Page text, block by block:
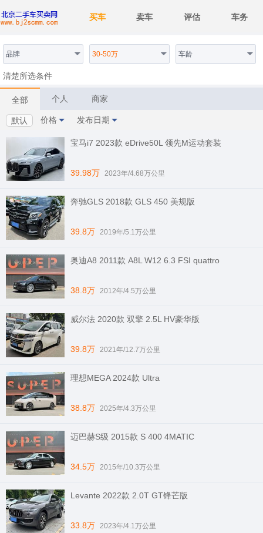
买车 卖车 评估 车务
品牌 30-50万 车龄
清楚所选条件
全部 个人 商家
默认 价格 发布日期
宝马i7 2023款 eDrive50L 领先M运动套装
39.98万 2023年/4.68万公里
奔驰GLS 2018款 GLS 450 美规版
39.8万 2019年/5.1万公里
奥迪A8 2011款 A8L W12 6.3 FSI quattro
38.8万 2012年/4.5万公里
威尔法 2020款 双擎 2.5L HV豪华版
39.8万 2021年/12.7万公里
理想MEGA 2024款 Ultra
38.8万 2025年/4.3万公里
迈巴赫S级 2015款 S 400 4MATIC
34.5万 2015年/10.3万公里
Levante 2022款 2.0T GT锋芒版
33.8万 2023年/4.1万公里